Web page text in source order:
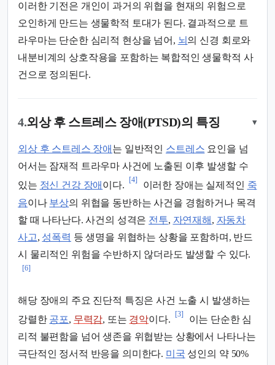
이러한 기전은 개인이 과거의 위협을 현재의 위험으로
오인하게 만드는 생물학적 토대가 된다. 결과적으로 트
라우마는 단순한 심리적 현상을 넘어, 뇌 의 신경 회로와
내분비계의 상호작용을 포함하는 복합적인 생물학적 사
건으로 정의된다.
4.외상 후 스트레스 장애(PTSD)의 특징 ▾
외상 후 스트레스 장애 는 일반적인 스트레스 요인을 넘
어서는 잠재적 트라우마 사건에 노출된 이후 발생할 수
있는 정신 건강 장애 이다.
[4]
이러한 장애는 실제적인 죽
음이나 부상의 위협을 동반하는 사건을 경험하거나 목격
할 때 나타난다. 사건의 성격은 전투, 자연재해 , 자동차
사고, 성폭력 등 생명을 위협하는 상황을 포함하며, 반드
시 물리적인 위험을 수반하지 않더라도 발생할 수 있다.
[6]
해당 장애의 주요 진단적 특징은 사건 노출 시 발생하는
강렬한 공포, 무력감, 또는 경악이다.
[3]
이는 단순한 심
리적 불편함을 넘어 생존을 위협받는 상황에서 나타나는
극단적인 정서적 반응을 의미한다. 미국 성인의 약 50%